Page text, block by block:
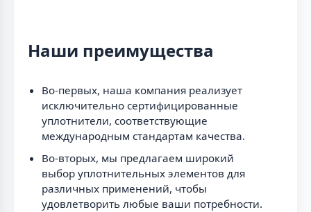
Наши преимущества
Во-первых, наша компания реализует
исключительно сертифицированные
уплотнители, соответствующие
международным стандартам качества.
Во-вторых, мы предлагаем широкий
выбор уплотнительных элементов для
различных применений, чтобы
удовлетворить любые ваши потребности.